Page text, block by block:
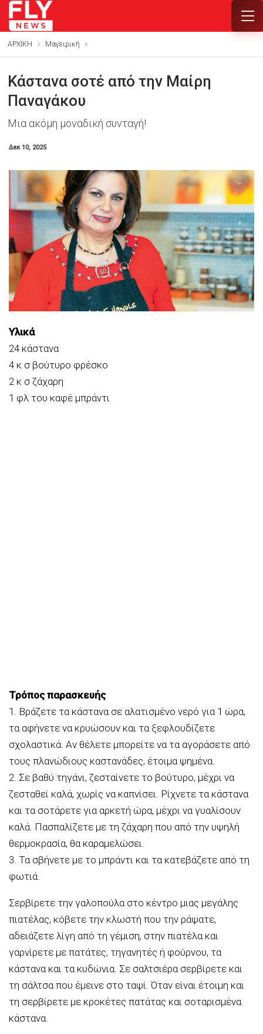
ΑΡΧΙΚΗ Mαγειρική
Κάστανα σοτέ από την Μαίρη
Παναγάκου
Μια ακόμη μοναδική συνταγή!
Δεκ 10, 2025
Υλικά
24 κάστανα
4 κ σ βούτυρο φρέσκο
2 κ σ ζάχαρη
1 φλ του καφέ μπράντι
Τρόπος παρασκευής
1. Βράζετε τα κάστανα σε αλατισμένο νερό για 1 ώρα,
τα αφήνετε να κρυώσουν και τα ξεφλουδίζετε
σχολαστικά. Αν θέλετε μπορείτε να τα αγοράσετε από
τους πλανώδιους καστανάδες, έτοιμα ψημένα.
2. Σε βαθύ τηγάνι, ζεσταίνετε το βούτυρο, μέχρι να
ζεσταθεί καλά, χωρίς να καπνίσει. Ρίχνετε τα κάστανα
και τα σοτάρετε για αρκετή ώρα, μέχρι να γυαλίσουν
καλά. Πασπαλίζετε με τη ζάχαρη που από την υψηλή
θερμοκρασία, θα καραμελώσει.
3. Τα σβήνετε με το μπράντι και τα κατεβάζετε από τη
φωτιά.
Σερβίρετε την γαλοπούλα στο κέντρο μιας μεγάλης
πιατέλας, κόβετε την κλωστή που την ράψατε,
αδειάζετε λίγη από τη γέμιση, στην πιατέλα και
γαρνίρετε με πατάτες, τηγανητές ή φούρνου, τα
κάστανα και τα κυδώνια. Σε σαλτσιέρα σερβίρετε και
τη σάλτσα που έμεινε στο ταψί. Όταν είναι έτοιμη και
τη σερβίρετε με κροκέτες πατάτας και σοταρισμένα
κάστανα.